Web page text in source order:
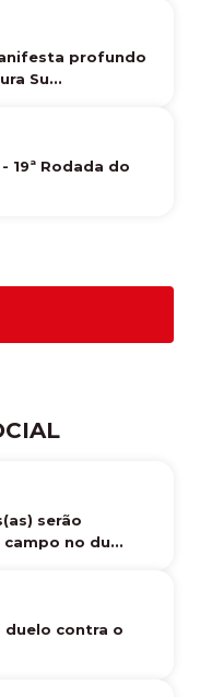
profundo
Su...
19ª Rodada do
serão
no du...
duelo contra o